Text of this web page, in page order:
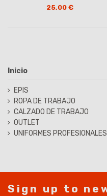
25,00 €
Inicio
EPIS
ROPA DE TRABAJO
CALZADO DE TRABAJO
OUTLET
UNIFORMES PROFESIONALES
Sign up to